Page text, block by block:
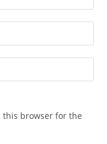
this browser for the